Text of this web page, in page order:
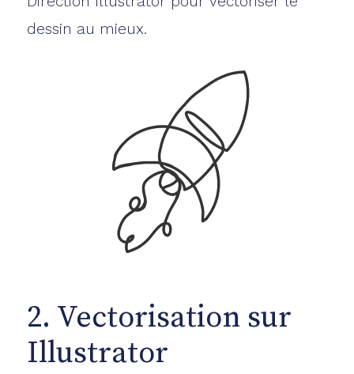
dessin au mieux.
2. Vectorisation sur
Illustrator